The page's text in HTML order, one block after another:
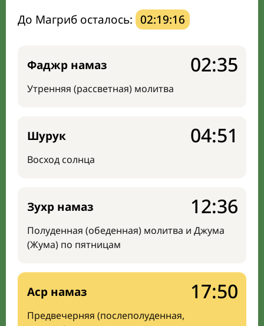
До Магриб осталось: 02:19:15
Фаджр намаз
Утренняя (рассветная) молитва
02:35
Шурук
Восход солнца
04:51
Зухр намаз
Полуденная (обеденная) молитва и Джума
(Жума) по пятницам
12:36
Аср намаз
Предвечерняя (послеполуденная,
17:50